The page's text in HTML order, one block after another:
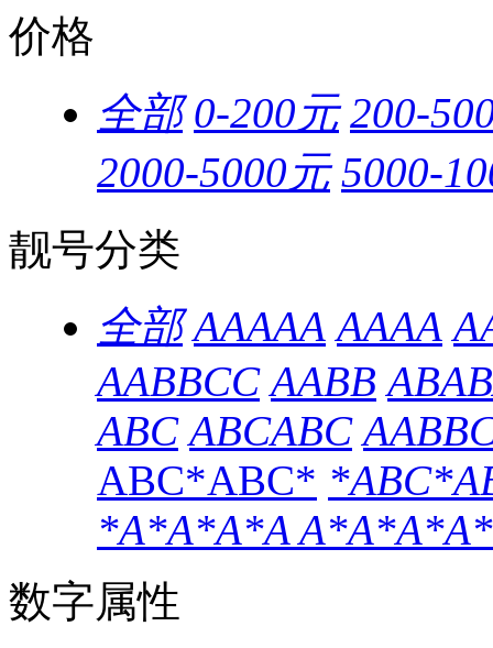
价格
全部 0-200元 200-
2000-5000元 5000-
靓号分类
全部 AAAAA AAAA
AABBCC AABB
ABC ABCABC
ABC*ABC*
*A*A*A*AA*A*A*A*
数字属性